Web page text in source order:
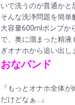
いで洗うのが普通かと
そんな洗浄問題を簡単
大容量600mlポンプか
で、奥に溜まった精液
ぎオナホから追い出し
おなバンド
『もっとオナホ全体
だけどなぁ…』